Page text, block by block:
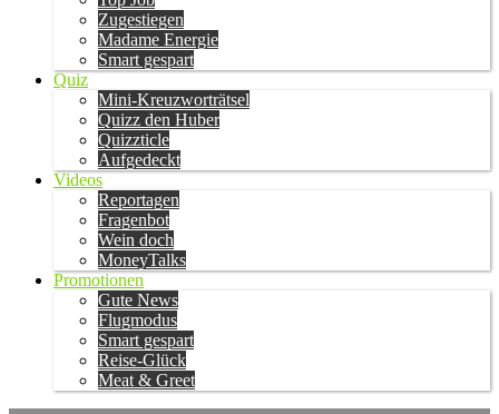
Zugestiegen
Madame Energie
Smart gespart
Quiz
Mini-Kreuzworträtsel
Quizz den Huber
Quizzticle
Aufgedeckt
Videos
Reportagen
Fragenbot
Wein doch
MoneyTalks
Promotionen
Gute News
Flugmodus
Smart gespart
Reise-Glück
Meat & Greet